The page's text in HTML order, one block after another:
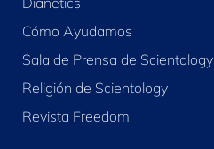
Cómo Ayudamos
Sala de Prensa de Scientology
Religión de Scientology
Revista Freedom